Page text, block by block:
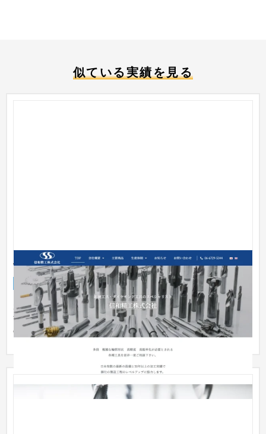
似ている実績を見る
信和精工株式会社​ コーポレートサイト
企業サイト 製造業 〜30万円
超硬工具・ダイヤモンド工具メーカー企業様のホームページで
すWordPressで制作しています。 ホームページのリニューアル
のタイミ...